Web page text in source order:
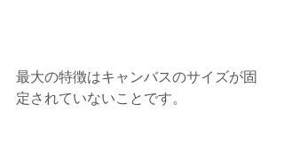
最大の特徴はキャンバスのサイズが固
定されていないことです。